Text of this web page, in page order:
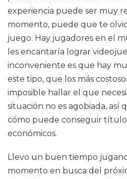
experiencia puede ser muy
momento, puede que te
juego. Hay jugadores en el
les encantaría lograr
inconveniente es que hay
este tipo, que los más
imposible hallar el que
situación no es agobiada, así
cómo puede conseguir
económicos.
Llevo un buen tiempo
momento en busca del